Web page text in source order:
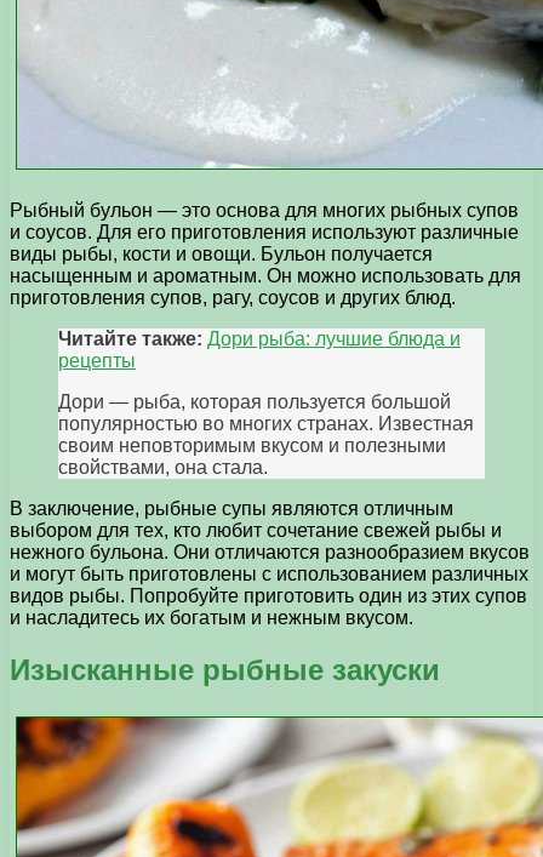
Рыбный бульон — это основа для многих рыбных супов
и соусов. Для его приготовления используют различные
виды рыбы, кости и овощи. Бульон получается
насыщенным и ароматным. Он можно использовать для
приготовления супов, рагу, соусов и других блюд.
Читайте также: Дори рыба: лучшие блюда и
рецепты
Дори — рыба, которая пользуется большой
популярностью во многих странах. Известная
своим неповторимым вкусом и полезными
свойствами, она стала.
В заключение, рыбные супы являются отличным
выбором для тех, кто любит сочетание свежей рыбы и
нежного бульона. Они отличаются разнообразием вкусов
и могут быть приготовлены с использованием различных
видов рыбы. Попробуйте приготовить один из этих супов
и насладитесь их богатым и нежным вкусом.
Изысканные рыбные закуски